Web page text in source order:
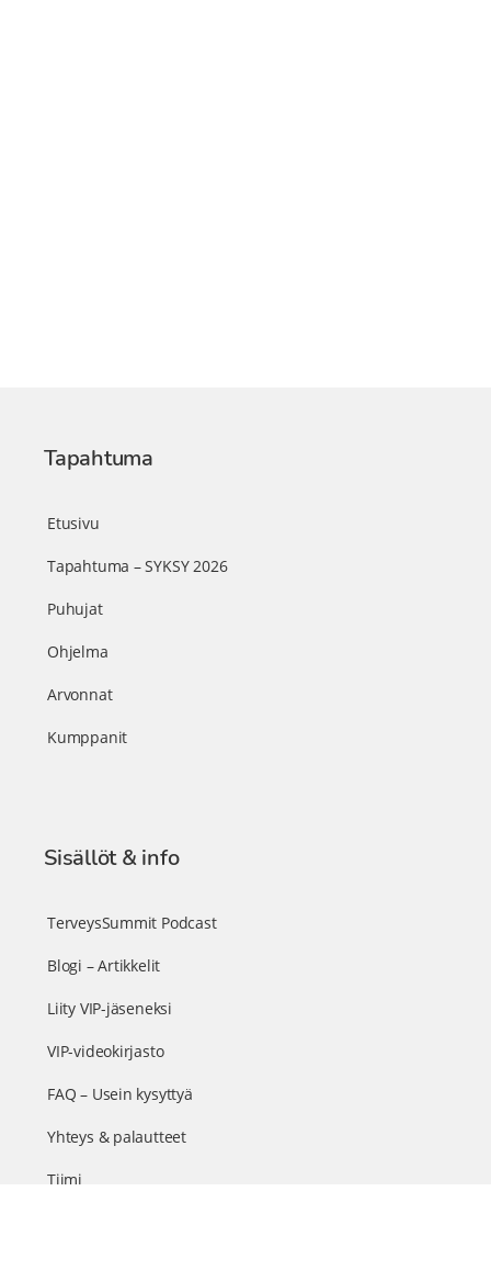
Tapahtuma
Etusivu
Tapahtuma – SYKSY 2026
Puhujat
Ohjelma
Arvonnat
Kumppanit
Sisällöt & info
TerveysSummit Podcast
Blogi – Artikkelit
Liity VIP-jäseneksi
VIP-videokirjasto
FAQ – Usein kysyttyä
Yhteys & palautteet
Tiimi